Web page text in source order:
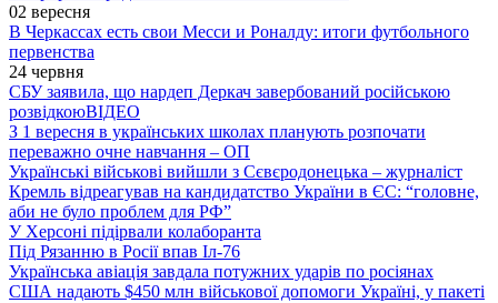
02 вересня
В Черкассах есть свои Месси и Роналду: итоги футбольного
первенства
24 червня
СБУ заявила, що нардеп Деркач завербований російською
розвідкоюВІДЕО
З 1 вересня в українських школах планують розпочати
переважно очне навчання – ОП
Українські військові вийшли з Сєвєродонецька – журналіст
Кремль відреагував на кандидатство України в ЄС: “головне,
аби не було проблем для РФ”
У Херсоні підірвали колаборанта
Під Рязанню в Росії впав Іл-76
Українська авіація завдала потужних ударів по росіянах
США надають $450 млн військової допомоги Україні, у пакеті